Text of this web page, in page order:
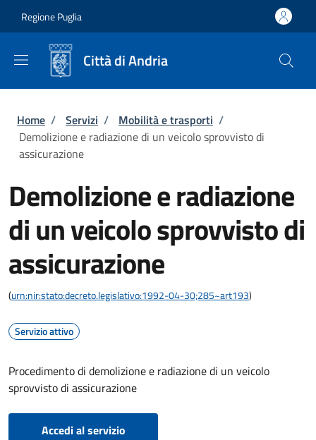
Regione Puglia
Città di Andria
Briciole di pane
Home / Servizi / Mobilità e trasporti /
Demolizione e radiazione di un veicolo sprovvisto di
assicurazione
Demolizione e radiazione
di un veicolo sprovvisto di
assicurazione
(urn:nir:stato:decreto.legislativo:1992-04-30;285~art193)
Servizio attivo
Procedimento di demolizione e radiazione di un veicolo
sprovvisto di assicurazione
Accedi al servizio